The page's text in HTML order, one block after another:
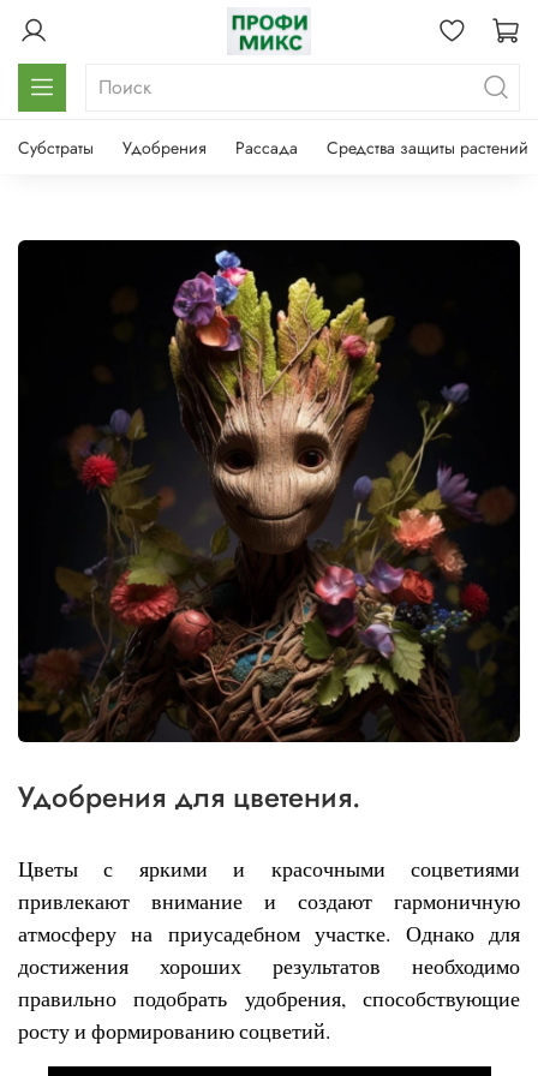
Субстраты Удобрения Рассада Средства защиты растений
Удобрения для цветения.
Цветы с яркими и красочными соцветиями
привлекают внимание и создают гармоничную
атмосферу на приусадебном участке. Однако для
достижения хороших результатов необходимо
правильно подобрать удобрения, способствующие
росту и формированию соцветий.